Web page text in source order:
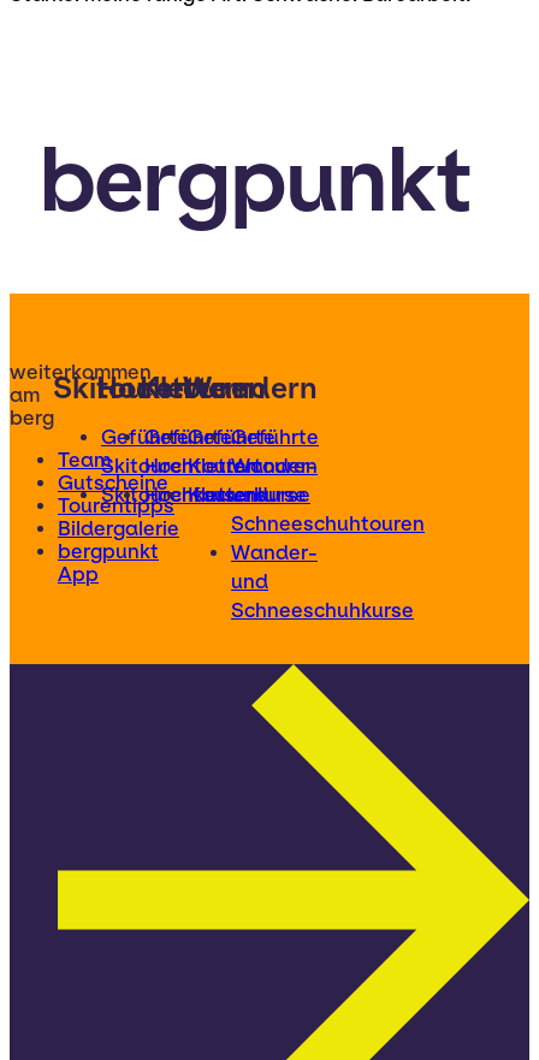
bergpunkt
weiterkommen
am
berg
Team
Gutscheine
Tourentipps
Bildergalerie
bergpunkt
App
Skitouren
Geführte
Skitouren
Skitourenkurse
Hochtouren
Geführte
Hochtouren
Hochtourenkurse
Klettern
Geführte
Klettertouren
Kletterkurse
Wandern
Geführte
Wander-
und
Schneeschuhtouren
Wander-
und
Schneeschuhkurse